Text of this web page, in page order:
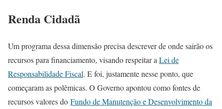
Renda Cidadã
Um programa dessa dimensão precisa descrever de onde sairão os
recursos para financiamento, visando respeitar a Lei de
Responsabilidade Fiscal. E foi, justamente nesse ponto, que
começaram as polêmicas. O Governo apontou como fontes de
recursos valores do Fundo de Manutenção e Desenvolvimento da